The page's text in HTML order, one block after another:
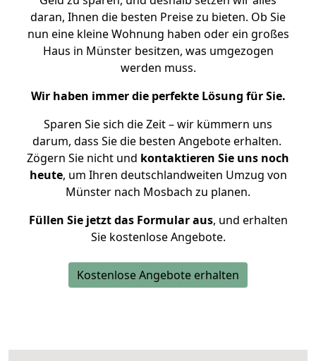
daran, Ihnen die besten Preise zu bieten. Ob Sie
nun eine kleine Wohnung haben oder ein großes
Haus in Münster besitzen, was umgezogen
werden muss.
Wir haben immer die perfekte Lösung für Sie.
Sparen Sie sich die Zeit – wir kümmern uns
darum, dass Sie die besten Angebote erhalten.
Zögern Sie nicht und kontaktieren Sie uns noch
heute, um Ihren deutschlandweiten Umzug von
Münster nach Mosbach zu planen.
Füllen Sie jetzt das Formular aus, und erhalten
Sie kostenlose Angebote.
Kostenlose Angebote erhalten